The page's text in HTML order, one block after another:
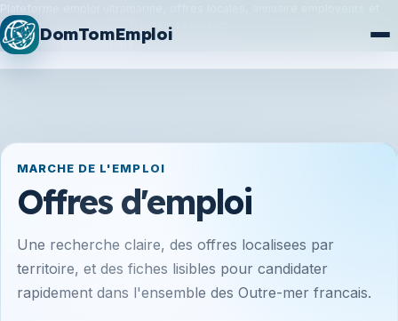
Plateforme emploi ultramarine, offres locales, annuaire employeurs et
synchronisation France Travail / Alternance.
Plan du siteFormations
DomTomEmploi
MARCHE DE L'EMPLOI
Offres d'emploi
Une recherche claire, des offres localisees par
territoire, et des fiches lisibles pour candidater
rapidement dans l'ensemble des Outre-mer francais.